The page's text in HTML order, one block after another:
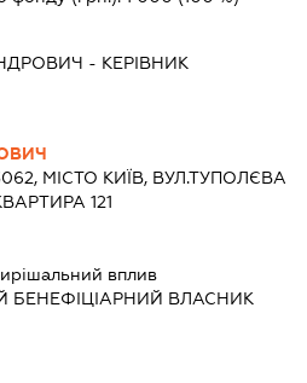
- КЕРІВНИК
МІСТО КИЇВ, ВУЛ.ТУПОЛЄВА
121
вплив
БЕНЕФІЦІАРНИЙ ВЛАСНИК